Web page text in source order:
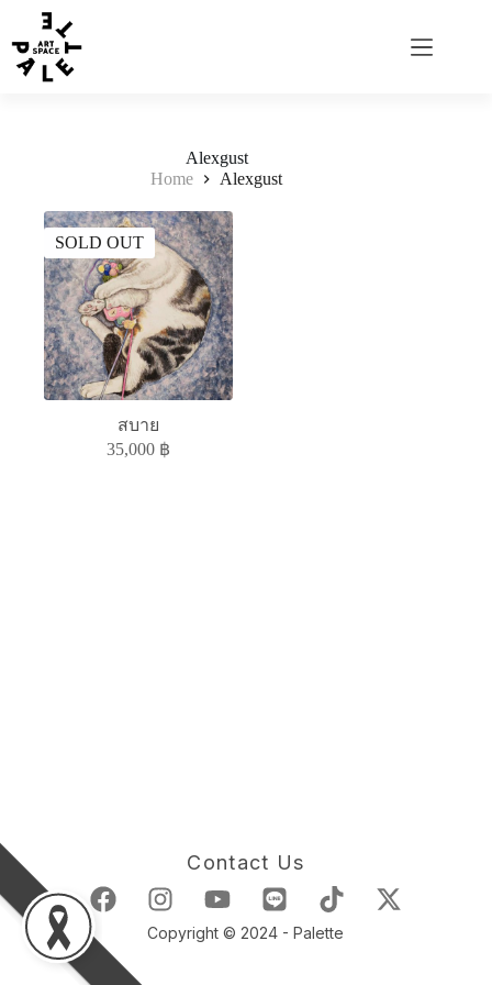
Alexgust
Home
Alexgust
SOLD OUT
สบาย
35,000 ฿
Contact Us
Copyright © 2024 - Palette